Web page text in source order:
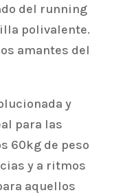
del running
polivalente.
amantes del
y
para las
60kg de peso
y a ritmos
aquellos